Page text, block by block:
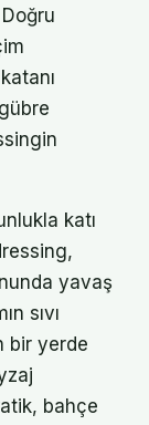
katı
yavaş
sıvı
bir yerde
bahçe